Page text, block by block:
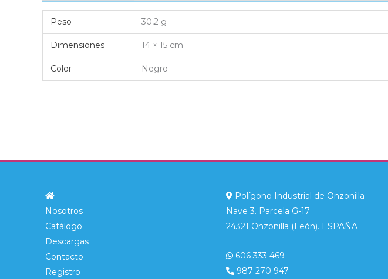
Peso 30,2 g
Dimensiones 14 × 15 cm
Color Negro
Nosotros
Catálogo
Descargas
Contacto
Registro
Polígono Industrial de Onzonilla
Nave 3. Parcela G-17
24321 Onzonilla (León). ESPAÑA
606 333 469
987 270 947